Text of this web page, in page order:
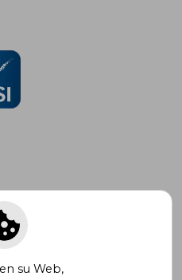
ofertas y
su Web,